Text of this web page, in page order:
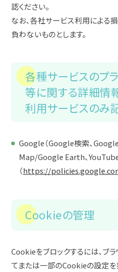
認ください。
なお、各社サービス利用による
負わないものとします。
各種サービスのプ
等に関する詳細情
利用サービスのみ
Google（Google検索、
Map/Google Earth、YouTube
（https://
Cookieの管理
Cookieをブロックするには、ブ
てまたは一部のCookieの設定を